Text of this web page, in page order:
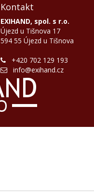
Kontakt
EXIHAND, spol. s r.o.
Újezd u Tišnova 17
594 55 Újezd u Tišnova
+420 702 129 193
info@exihand.cz